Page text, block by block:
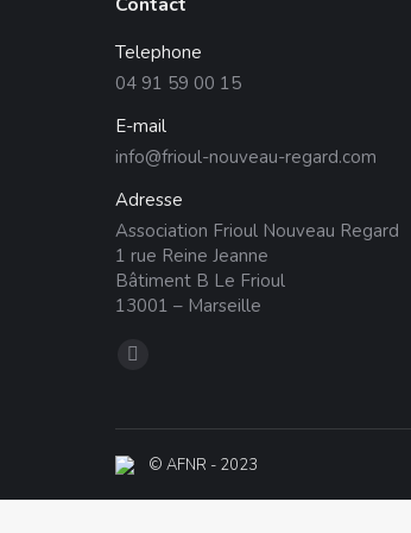
Telephone
04 91 59 00 15
E-mail
info@frioul-nouveau-regard.com
Adresse
Association Frioul Nouveau Regard
1 rue Reine Jeanne
Bâtiment B Le Frioul
13001 – Marseille
Trouvez nous sur :
La
Facebook
s'ouvre
© AFNR - 2023